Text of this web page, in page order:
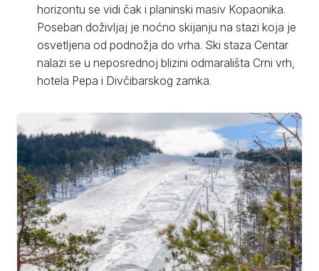
horizontu se vidi čak i planinski masiv Kopaonika.
Poseban doživljaj je noćno skijanju na stazi koja je
osvetljena od podnožja do vrha. Ski staza Centar
nalazi se u neposrednoj blizini odmarališta Crni vrh,
hotela Pepa i Divčibarskog zamka.